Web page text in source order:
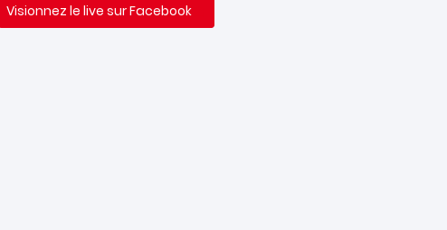
Visionnez le live sur Facebook